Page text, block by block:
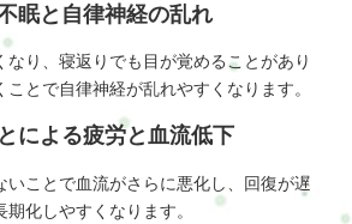
眠と自律神経の乱れ
なり、寝返りでも目が覚めることがあり
ことで自律神経が乱れやすくなります。
による疲労と血流低下
いことで血流がさらに悪化し、回復が遅
化しやすくなります。